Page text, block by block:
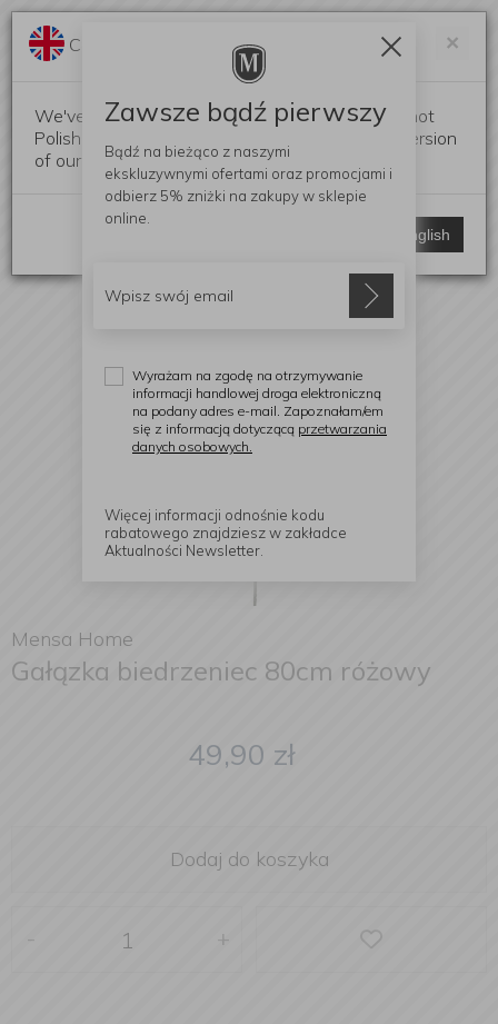
Mensa Home
Gałązka biedrzeniec 80cm różowy
49,90 zł
Dodaj do koszyka
- +
×
Change language?
We've detected that your browser language is not
Polish. Would you like to switch to the English version
of our website?
Switch to English
Zawsze bądź pierwszy
Bądź na bieżąco z naszymi
ekskluzywnymi ofertami oraz promocjami i
odbierz 5% zniżki na zakupy w sklepie
online.
Wyrażam na zgodę na otrzymywanie
informacji handlowej droga elektroniczną
na podany adres e-mail. Zapoznałam/em
się z informacją dotyczącą przetwarzania
danych osobowych.
Więcej informacji odnośnie kodu
rabatowego znajdziesz w zakładce
Aktualności Newsletter.